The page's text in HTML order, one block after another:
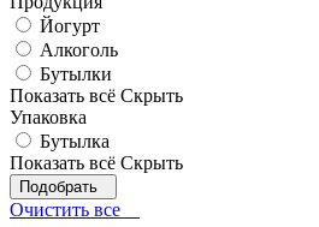
Йогурт
Алкоголь
Бутылки
Показать всё Скрыть
Упаковка
Бутылка
Показать всё Скрыть
Очистить все